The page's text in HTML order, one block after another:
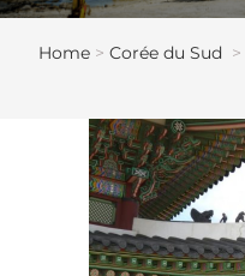
Home > Corée du Sud >